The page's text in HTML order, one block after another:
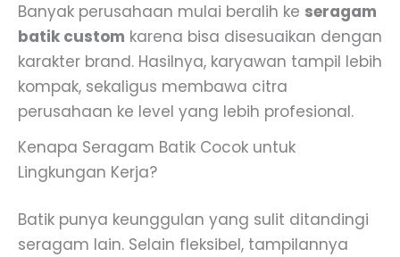
Banyak perusahaan mulai beralih ke seragam
batik custom karena bisa disesuaikan dengan
karakter brand. Hasilnya, karyawan tampil lebih
kompak, sekaligus membawa citra
perusahaan ke level yang lebih profesional.
Kenapa Seragam Batik Cocok untuk
Lingkungan Kerja?
Batik punya keunggulan yang sulit ditandingi
seragam lain. Selain fleksibel, tampilannya